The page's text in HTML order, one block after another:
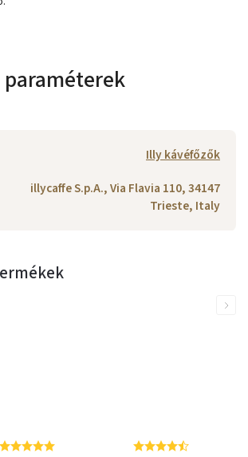
Illy kávéfőzők
illycaffe S.p.A., Via Flavia 110, 34147
Trieste, Italy
Next